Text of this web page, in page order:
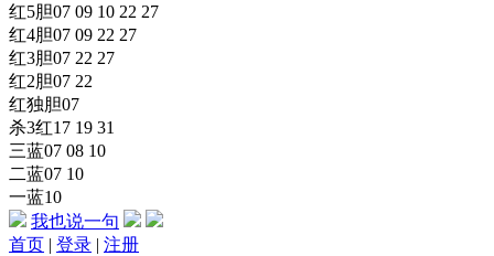
红5胆07 09 10 22 27
红4胆07 09 22 27
红3胆07 22 27
红2胆07 22
红独胆07
杀3红17 19 31
三蓝07 08 10
二蓝07 10
一蓝10
我也说一句
首页 | 登录 | 注册